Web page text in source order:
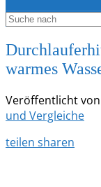
warmes
Veröffentlicht von
und Vergleiche
teilen sharen